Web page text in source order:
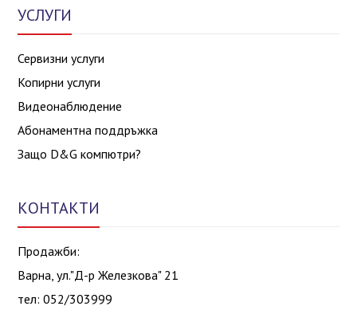
УСЛУГИ
Сервизни услуги
Копирни услуги
Видеонаблюдение
Абонаментна поддръжка
Защо D&G компютри?
КОНТАКТИ
Продажби:
Варна, ул."Д-р Железкова" 21
тел: 052/303999